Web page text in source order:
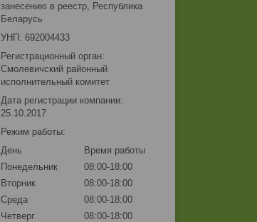
занесению в реестр, Республика
Беларусь
УНП: 692004433
Регистрационный орган:
Смолевичский районный
исполнительный комитет
Дата регистрации компании:
25.10.2017
Режим работы:
День
Время работы
Понедельник
08:00-18:00
Вторник
08:00-18:00
Среда
08:00-18:00
Четверг
08:00-18:00